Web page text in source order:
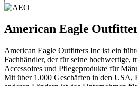
American Eagle
American Eagle Outfitters Inc ist ein
Fachhändler, der für seine hochwertige,
Accessoires und Pflegeprodukte für
Mit über 1.000 Geschäften in den USA,